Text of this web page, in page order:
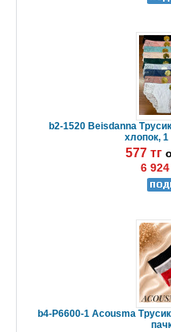
b2-1520 Beisdanna
хлопок,
577 тг
6 924
b4-P6600-1 Acousma